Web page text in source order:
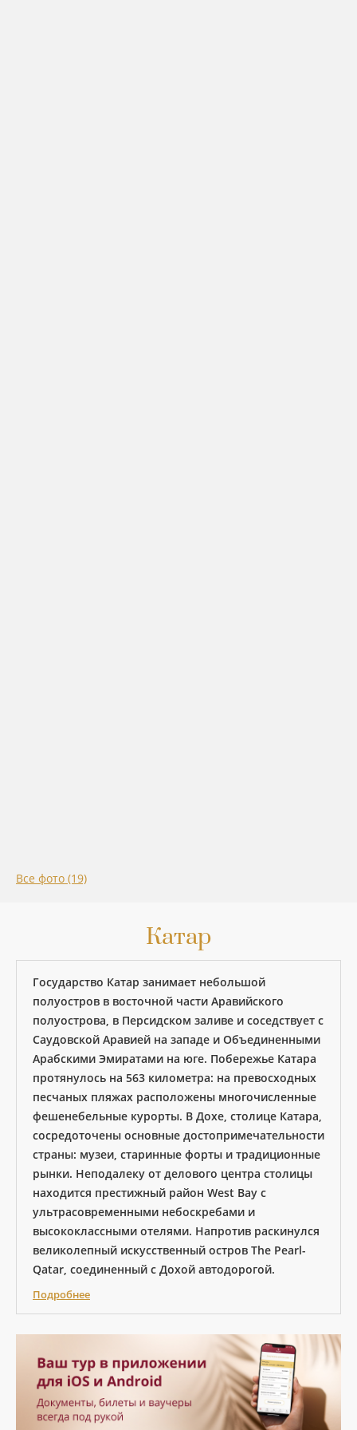
Все фото (19)
Катар
Государство Катар занимает небольшой
полуостров в восточной части Аравийского
полуострова, в Персидском заливе и соседствует с
Саудовской Аравией на западе и Объединенными
Арабскими Эмиратами на юге. Побережье Катара
протянулось на 563 километра: на превосходных
песчаных пляжах расположены многочисленные
фешенебельные курорты. В Дохе, столице Катара,
сосредоточены основные достопримечательности
страны: музеи, старинные форты и традиционные
рынки. Неподалеку от делового центра столицы
находится престижный район West Bay с
ультрасовременными небоскребами и
высококлассными отелями. Напротив раскинулся
великолепный искусственный остров The Pearl-
Qatar, соединенный с Дохой автодорогой.
Подробнее